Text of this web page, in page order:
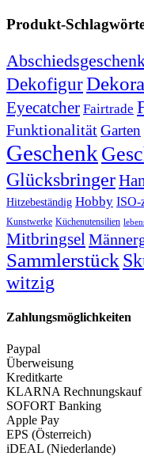
Produkt-
Dekofigur
Eyecatcher Fairtrade
FunktionalitätGarten
Geschenk
Glücksbringer
Hitzebeständig Hobby ISO-
Kunstwerke Küchenutensilien
Mitbringsel
Sammlerstück
witzig
Zahlungsmöglichkeiten
Paypal
Überweisung
Kreditkarte
KLARNA Rechnungskauf
SOFORT Banking
Apple Pay
EPS (Österreich)
iDEAL (Niederlande)